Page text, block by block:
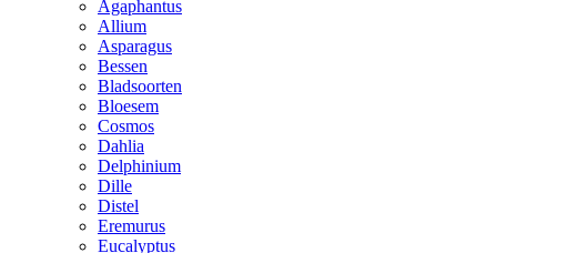
Agaphantus
Allium
Asparagus
Bessen
Bladsoorten
Bloesem
Cosmos
Dahlia
Delphinium
Dille
Distel
Eremurus
Eucalyptus